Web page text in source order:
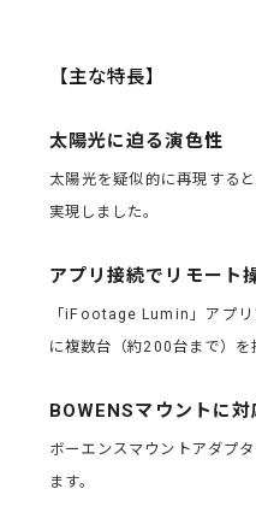
【主な特長】
太陽光に迫る演色性
太陽光を疑似的に再現する
実現しました。
アプリ接続でリモート
「iFootage Lumin」アプ
に複数台（約200台まで）
BOWENSマウントに対
ボーエンスマウントアダプ
ます。